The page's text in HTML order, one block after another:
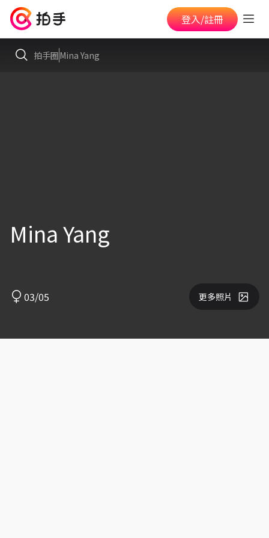
登入/註冊
拍手圈Mina Yang
Mina Yang
03/05 更多照片